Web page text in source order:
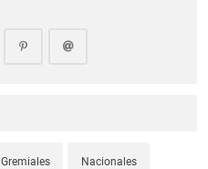
Gremiales Nacionales